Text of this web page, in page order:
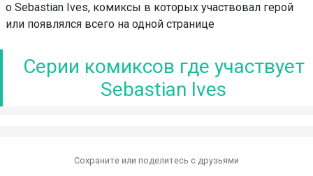
о Sebastian Ives, комиксы в которых участвовал герой
или появлялся всего на одной странице
Серии комиксов где участвует
Sebastian Ives
Сохраните или поделитесь c друзьями